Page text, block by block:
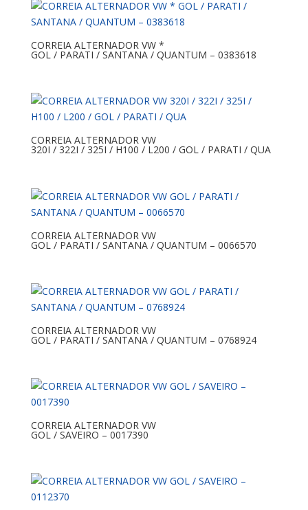
CORREIA ALTERNADOR VW *
GOL / PARATI / SANTANA / QUANTUM – 0383618
CORREIA ALTERNADOR VW
320I / 322I / 325I / H100 / L200 / GOL / PARATI / QUA
CORREIA ALTERNADOR VW
GOL / PARATI / SANTANA / QUANTUM – 0066570
CORREIA ALTERNADOR VW
GOL / PARATI / SANTANA / QUANTUM – 0768924
CORREIA ALTERNADOR VW
GOL / SAVEIRO – 0017390